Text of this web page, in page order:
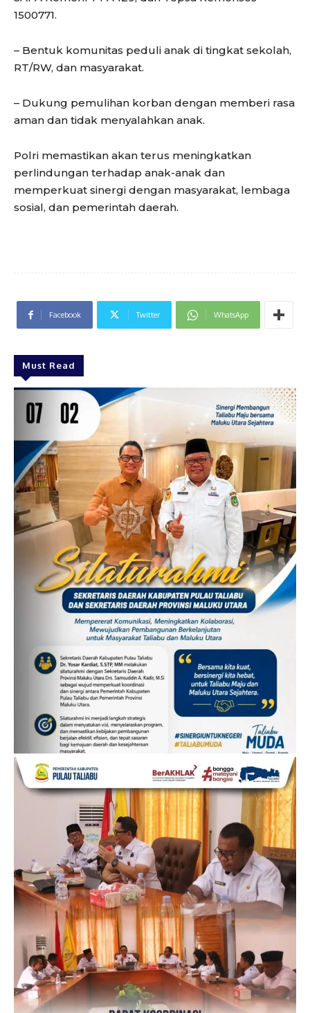
1500771.
– Bentuk komunitas peduli anak di tingkat sekolah,
RT/RW, dan masyarakat.
– Dukung pemulihan korban dengan memberi rasa
aman dan tidak menyalahkan anak.
Polri memastikan akan terus meningkatkan
perlindungan terhadap anak-anak dan
memperkuat sinergi dengan masyarakat, lembaga
sosial, dan pemerintah daerah.
Facebook Twitter WhatsApp
Must Read